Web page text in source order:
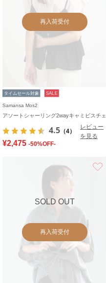
再入荷受付
タイムセール対象 SALE
Samansa Mos2
アソートシャーリング2wayキャミビスチェ
4.5 （4）
レビュー
を見る
¥2,475 -50%OFF-
SOLD OUT
再入荷受付